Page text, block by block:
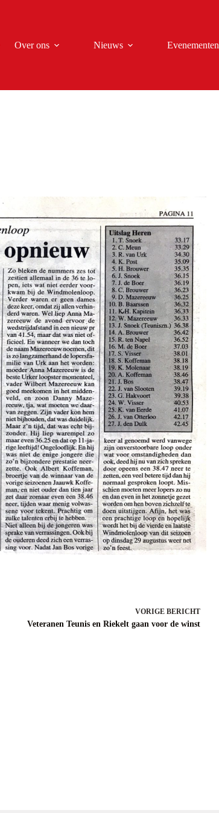
Over ons Nieuws Evenementen
VORIGE BERICHT
Veteranen Teunis en Riekelt gaan voor de winst